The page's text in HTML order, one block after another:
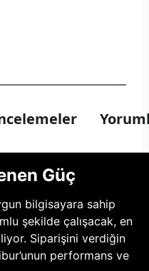
Güç
bilgisayara sahip
şekilde çalışacak, en
Siparişini verdiğin
performans ve